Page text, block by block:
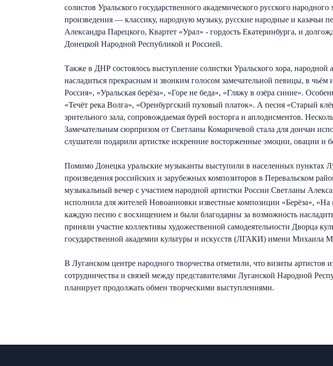
солистов Уральского государственного академического русского
произведения — классику, народную музыку, русские народные и казачьи
Александра Парецкого, Квартет «Урал» - гордость Екатеринбурга, и
Донецкой Народной Республикой и Россией.
Также в ДНР состоялось выступление солистки Уральского хора,
насладиться прекрасным и звонким голосом замечательной певицы, в
Россия», «Уральская берёза», «Горе не беда», «Гляжу в озёра синие».
«Течёт река Волга», «Оренбургский пуховый платок». А песня «Старый
зрительного зала, сопровождаемая бурей восторга и аплодисментов.
Замечательным сюрпризом от Светланы Комаричевой стала для дончан
слушатели подарили артистке искренние восторженные эмоции, овации и
Помимо Донецка уральские музыканты выступили в населенных пунктах
произведения российских и зарубежных композиторов в Перевальском
музыкальный вечер с участием народной артистки России Светланы
исполнила для жителей Новоанновки известные композиции «Берёза»,
каждую песню с восхищением и были благодарны за возможность
приняли участие коллективы художественной самодеятельности Дворца
государственной академии культуры и искусств (ЛГАКИ) имени Михаила
В Луганском центре народного творчества отметили, что визиты
сотрудничества и связей между представителями Луганской Народной
планирует продолжать обмен творческими выступлениями.